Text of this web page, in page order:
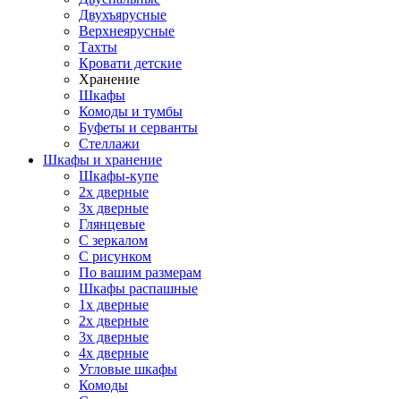
Двухъярусные
Верхнеярусные
Тахты
Кровати детские
Хранение
Шкафы
Комоды и тумбы
Буфеты и серванты
Стеллажи
Шкафы и хранение
Шкафы-купе
2х дверные
3х дверные
Глянцевые
С зеркалом
С рисунком
По вашим размерам
Шкафы распашные
1х дверные
2х дверные
3х дверные
4х дверные
Угловые шкафы
Комоды